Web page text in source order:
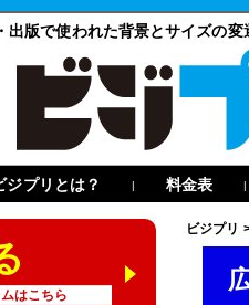
出版で使われた背景とサイズの変
ジプリとは？ | 料金表 |
ビジプリ
はこちら